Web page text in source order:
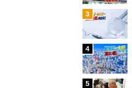
3
4
5